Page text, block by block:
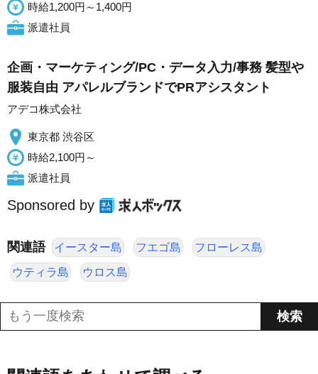
時給1,200円～1,400円
派遣社員
企画・マーケティング/PC・データ入力/事務 髪型や
服装自由 アパレルブランドでPRアシスタント
アデコ株式会社
東京都 渋谷区
時給2,100円～
派遣社員
Sponsored by
関連語 イースター島 フエゴ島 フローレス島
ウティラ島 ウロス島